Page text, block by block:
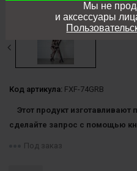
Код артикула: FXF-74GRB
Этот продукт
сделайте запрос с помощью
Под заказ
Мы не
и аксессуары